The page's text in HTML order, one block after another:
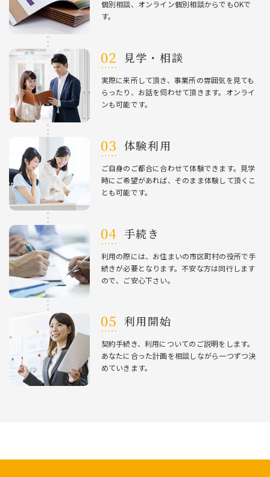
個別相談、オンライン個別相談からでもOKで
す。
⾒学・相談
実際に来所して頂き、事業所の雰囲気を⾒ても
らったり、お話を伺わせて頂きます。オンライ
ンも可能です。
体験利⽤
ご⾃⾝のご都合に合わせて体験できます。⾒学
時にご希望があれば、そのまま体験して頂くこ
とも可能です。
⼿続き
利⽤の際には、お住まいの市区町村の役所で⼿
続きが必要となります。不安な⽅は同⾏します
ので、ご安⼼下さい。
利⽤開始
契約⼿続き、利⽤についてのご説明をします。
あなたに合った計画を相談しながら⼀つずつ決
めていきます。